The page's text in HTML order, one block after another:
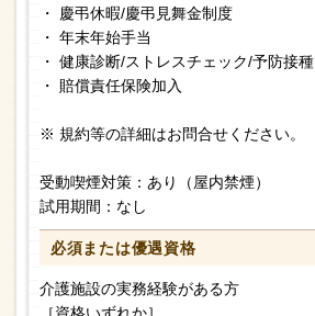
・ 慶弔休暇/慶弔見舞金制度
・ 年末年始手当
・ 健康診断/ストレスチェック/予防接種
・ 賠償責任保険加入
※ 規約等の詳細はお問合せください。
受動喫煙対策：あり（屋内禁煙）
試用期間：なし
必須または優遇資格
介護施設の実務経験がある方